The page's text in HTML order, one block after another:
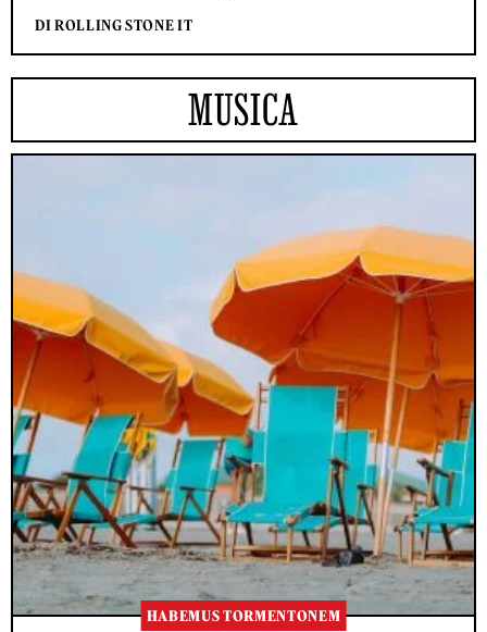
DI ROLLING STONE IT
MUSICA
HABEMUS TORMENTONEM